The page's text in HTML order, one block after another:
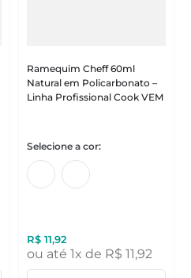
Ramequim Cheff 60ml
Natural em Policarbonato –
Linha Profissional Cook VEM
R$ 11,92
ou até 1x de R$ 11,92